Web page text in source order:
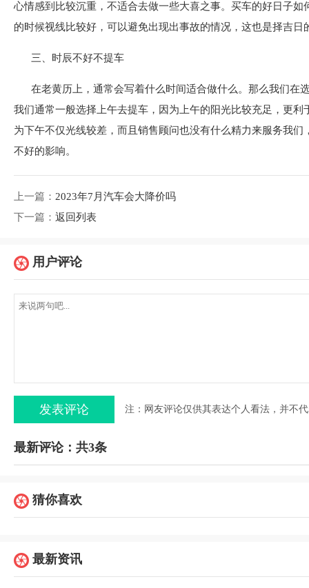
心情感到比较沉重，不适合去做一些大喜之事。买车的好日子
的时候视线比较好，可以避免出现出事故的情况，这也是择吉日
三、时辰不好不提车
在老黄历上，通常会写着什么时间适合做什么。那么我们在
我们通常一般选择上午去提车，因为上午的阳光比较充足，更
为下午不仅光线较差，而且销售顾问也没有什么精力来服务我
不好的影响。
上一篇： 2023年7月汽车会大降价吗
下一篇： 返回列表
用户评论
注：网友评论仅供其表达个人看法，并不
最新评论：共3条
猜你喜欢
最新资讯